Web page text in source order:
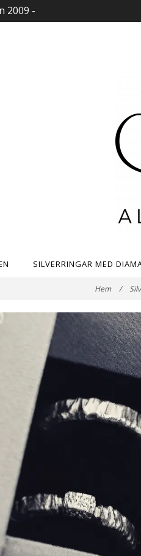
2009 -
SILVERRINGAR MED
Hem /